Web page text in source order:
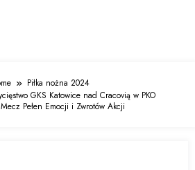
Piłka nożna 2024
GKS Katowice nad Cracovią w PKO
Pełen Emocji i Zwrotów Akcji